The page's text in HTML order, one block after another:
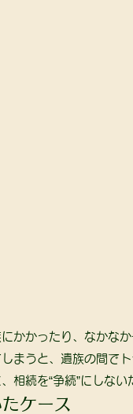
かかったり、なかな
まうと、遺族の間で
相続を“争続”にしな
ケース